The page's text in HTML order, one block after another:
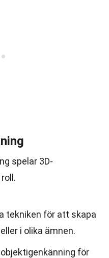
spelar 3D-
tekniken för att skapa
i olika ämnen.
för